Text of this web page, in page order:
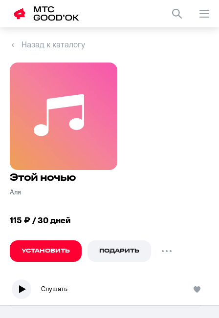
Назад к каталогу
Этой ночью
Аля
115 ₽ / 30 дней
УСТАНОВИТЬ ПОДАРИТЬ
Слушать